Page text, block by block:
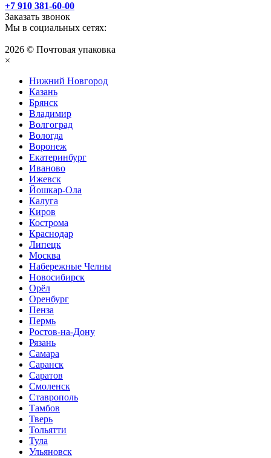
+7 910 381-60-00
Заказать звонок
Мы в социальных сетях:
2026 © Почтовая упаковка
×
Нижний Нoвгород
Казань
Брянск
Владимир
Волгоград
Вологда
Воронеж
Екатеринбург
Иваново
Ижевск
Йошкар-Ола
Калуга
Киров
Кострома
Краснодар
Липецк
Москва
Набережные Челны
Новосибирск
Орёл
Оренбург
Пенза
Пермь
Ростов-на-Дону
Рязань
Самара
Саранск
Саратов
Смоленск
Ставрополь
Тамбов
Тверь
Тольятти
Тула
Ульяновск